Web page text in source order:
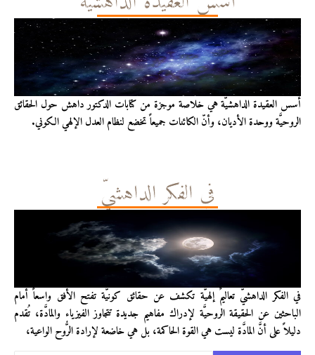
أُسس العقيدة الداهشيّة هي خلاصة موجزة من كتابات الدكتور داهش حول الحقائق
الروحيَّة ووحدة الأديان، وأنّ الكائنات جميعاً تخضع لنظام العدل الإلهي الكوني.
في الفكر الداهشيّ
في الفكر الداهشيّ تعاليمٌ إلهيَّة تكشف عن حقائق كونيَّة تفتح الأفق واسعاً أمام
الباحثين عن الحقيقة الروحيَّة لإدراك مفاهيم جديدة تتجاوز الفيزياء والمادَّة، تُقدم
دليلاً على أنَّ المادَّة ليست هي القوة الحاكمة، بل هي خاضعة لإرادة الرُّوح الواعية،